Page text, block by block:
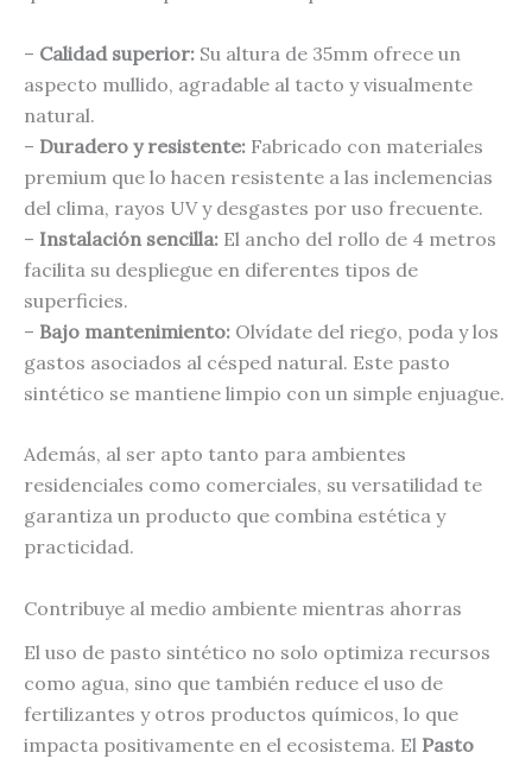
– Calidad superior: Su altura de 35mm ofrece un
aspecto mullido, agradable al tacto y visualmente
natural.
– Duradero y resistente: Fabricado con materiales
premium que lo hacen resistente a las inclemencias
del clima, rayos UV y desgastes por uso frecuente.
– Instalación sencilla: El ancho del rollo de 4 metros
facilita su despliegue en diferentes tipos de
superficies.
– Bajo mantenimiento: Olvídate del riego, poda y los
gastos asociados al césped natural. Este pasto
sintético se mantiene limpio con un simple enjuague.
Además, al ser apto tanto para ambientes
residenciales como comerciales, su versatilidad te
garantiza un producto que combina estética y
practicidad.
Contribuye al medio ambiente mientras ahorras
El uso de pasto sintético no solo optimiza recursos
como agua, sino que también reduce el uso de
fertilizantes y otros productos químicos, lo que
impacta positivamente en el ecosistema. El Pasto